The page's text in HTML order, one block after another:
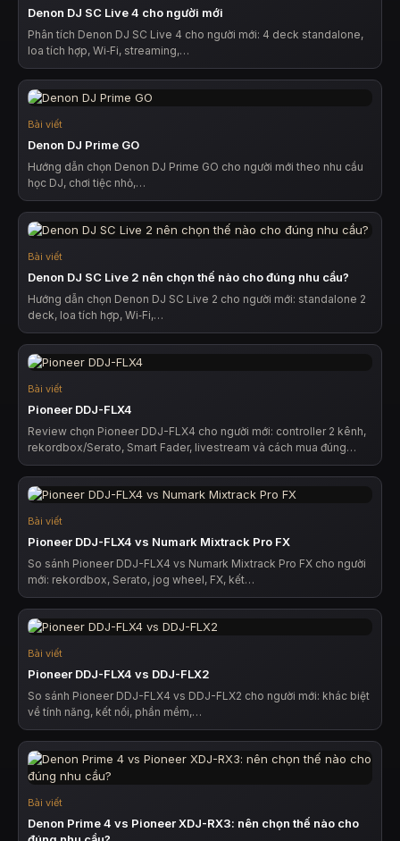
Denon DJ SC Live 4 cho người mới
Phân tích Denon DJ SC Live 4 cho người mới: 4 deck standalone,
loa tích hợp, Wi‑Fi, streaming,…
Bài viết
Denon DJ Prime GO
Hướng dẫn chọn Denon DJ Prime GO cho người mới theo nhu cầu
học DJ, chơi tiệc nhỏ,…
Bài viết
Denon DJ SC Live 2 nên chọn thế nào cho đúng nhu cầu?
Hướng dẫn chọn Denon DJ SC Live 2 cho người mới: standalone 2
deck, loa tích hợp, Wi‑Fi,…
Bài viết
Pioneer DDJ-FLX4
Review chọn Pioneer DDJ-FLX4 cho người mới: controller 2 kênh,
rekordbox/Serato, Smart Fader, livestream và cách mua đúng…
Bài viết
Pioneer DDJ-FLX4 vs Numark Mixtrack Pro FX
So sánh Pioneer DDJ-FLX4 vs Numark Mixtrack Pro FX cho người
mới: rekordbox, Serato, jog wheel, FX, kết…
Bài viết
Pioneer DDJ-FLX4 vs DDJ-FLX2
So sánh Pioneer DDJ-FLX4 vs DDJ-FLX2 cho người mới: khác biệt
về tính năng, kết nối, phần mềm,…
Bài viết
Denon Prime 4 vs Pioneer XDJ-RX3: nên chọn thế nào cho